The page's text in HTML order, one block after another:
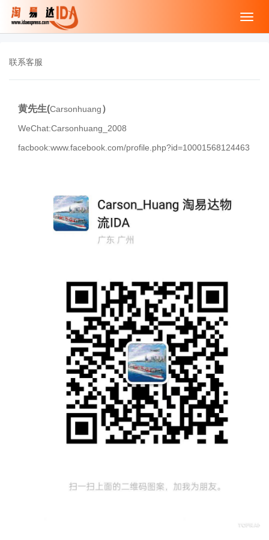
联系客服
黄先生(Carsonhuang）
WeChat:Carsonhuang_2008
facbook:www.facebook.com/profile.php?id=10001568124463